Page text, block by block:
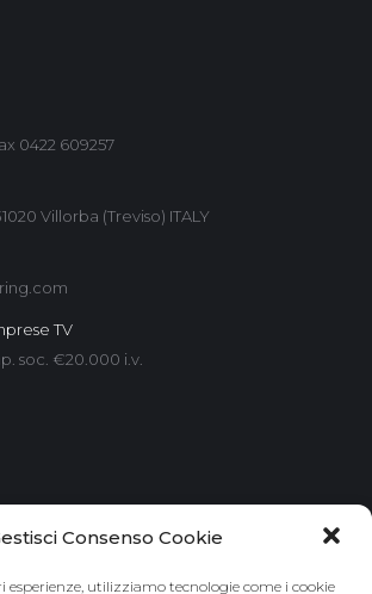
Consenso Cookie
esperienze, utilizziamo tecnologie come i cookie
0422 609257
Villorba (Treviso) ITALY
TV
soc. €20.000 i.v.
refrigerati: come realizzare strutture